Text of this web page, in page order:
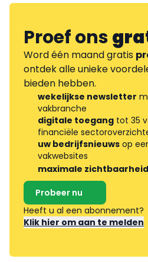
Proef ons
Word één maand gratis
ontdek alle unieke
bieden hebben.
wekelijkse newsletter
vakbranche
digitale toegang tot 35
financiële
uw bedrijfsnieuws op
vakwebsites
maximale zichtbaarheid
Probeer nu
Heeft u al een abonnement?
Klik hier om aan te melden